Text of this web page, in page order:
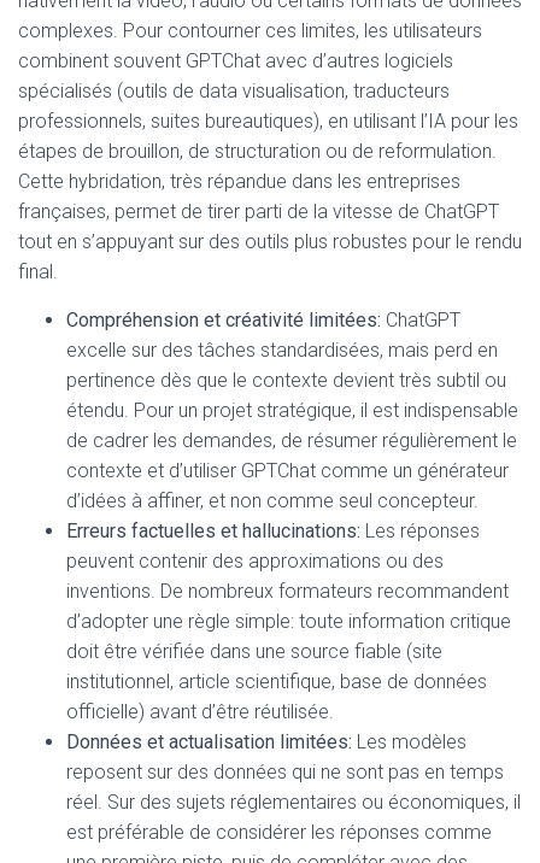
complexes. Pour contourner ces limites, les utilisateurs
combinent souvent GPTChat avec d’autres logiciels
spécialisés (outils de data visualisation, traducteurs
professionnels, suites bureautiques), en utilisant l’IA pour les
étapes de brouillon, de structuration ou de reformulation.
Cette hybridation, très répandue dans les entreprises
françaises, permet de tirer parti de la vitesse de ChatGPT
tout en s’appuyant sur des outils plus robustes pour le rendu
final.
Compréhension et créativité limitées: ChatGPT
excelle sur des tâches standardisées, mais perd en
pertinence dès que le contexte devient très subtil ou
étendu. Pour un projet stratégique, il est indispensable
de cadrer les demandes, de résumer régulièrement le
contexte et d’utiliser GPTChat comme un générateur
d’idées à affiner, et non comme seul concepteur.
Erreurs factuelles et hallucinations: Les réponses
peuvent contenir des approximations ou des
inventions. De nombreux formateurs recommandent
d’adopter une règle simple: toute information critique
doit être vérifiée dans une source fiable (site
institutionnel, article scientifique, base de données
officielle) avant d’être réutilisée.
Données et actualisation limitées: Les modèles
reposent sur des données qui ne sont pas en temps
réel. Sur des sujets réglementaires ou économiques, il
est préférable de considérer les réponses comme